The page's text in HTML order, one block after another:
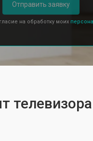
Отправить заявку
на обработку моих